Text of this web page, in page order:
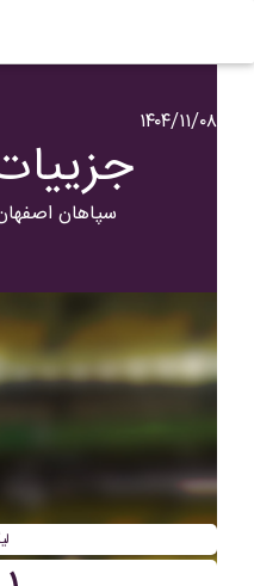
۱۴۰۴/۱۱/۰۸
سپاهان